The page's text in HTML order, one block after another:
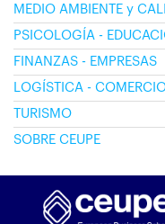
MEDIO AMBIENTE y
PSICOLOGÍA -
FINANZAS - EMPRESAS
LOGÍSTICA -
TURISMO
SOBRE CEUPE